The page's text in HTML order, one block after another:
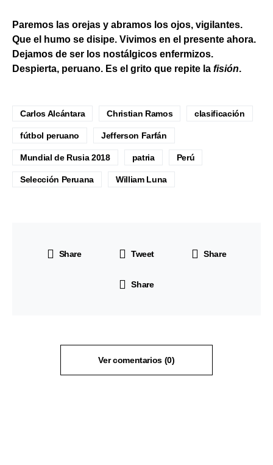
Paremos las orejas y abramos los ojos, vigilantes.
Que el humo se disipe. Vivimos en el presente ahora.
Dejamos de ser los nostálgicos enfermizos.
Despierta, peruano. Es el grito que repite la fisión.
Carlos Alcántara Christian Ramos clasificación
fútbol peruano Jefferson Farfán
Mundial de Rusia 2018 patria Perú
Selección Peruana William Luna
Share Tweet Share
Share
Ver comentarios (0)